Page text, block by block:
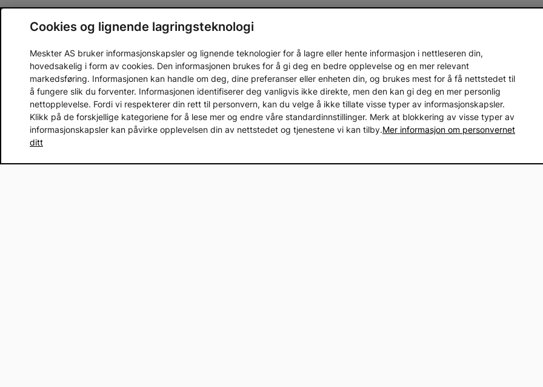
Cookies og lignende lagringsteknologi
Meskter AS bruker informasjonskapsler og lignende teknologier for å lagre eller hente informasjon i nettleseren din,
hovedsakelig i form av cookies. Den informasjonen brukes for å gi deg en bedre opplevelse og en mer relevant
markedsføring. Informasjonen kan handle om deg, dine preferanser eller enheten din, og brukes mest for å få nettstedet til
å fungere slik du forventer. Informasjonen identifiserer deg vanligvis ikke direkte, men den kan gi deg en mer personlig
nettopplevelse. Fordi vi respekterer din rett til personvern, kan du velge å ikke tillate visse typer av informasjonskapsler.
Klikk på de forskjellige kategoriene for å lese mer og endre våre standardinnstillinger. Merk at blokkering av visse typer av
informasjonskapsler kan påvirke opplevelsen din av nettstedet og tjenestene vi kan tilby.Mer informasjon om personvernet
ditt